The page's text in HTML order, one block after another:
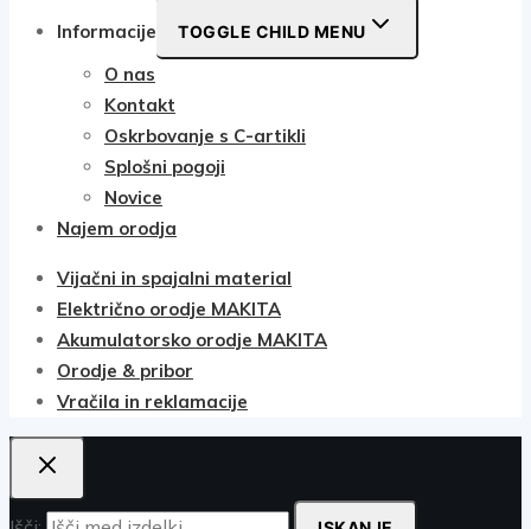
Informacije TOGGLE CHILD MENU
O nas
Kontakt
Oskrbovanje s C-artikli
Splošni pogoji
Novice
Najem orodja
Vijačni in spajalni material
Električno orodje MAKITA
Akumulatorsko orodje MAKITA
Orodje & pribor
Vračila in reklamacije